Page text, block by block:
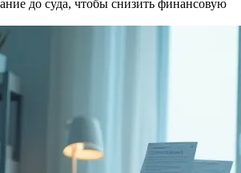
до суда, чтобы снизить финансовую